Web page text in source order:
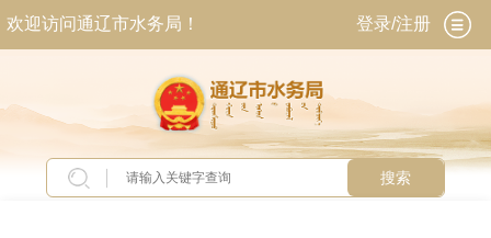
欢迎访问通辽市水务局！ 登录/注册
搜索